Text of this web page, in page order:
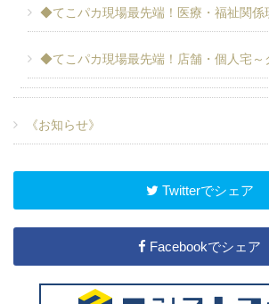
◆てこパカ現場最先端！医療・福祉関係
◆てこパカ現場最先端！店舗・個人宅～
《お知らせ》
Twitterでシェア
Facebookでシェア